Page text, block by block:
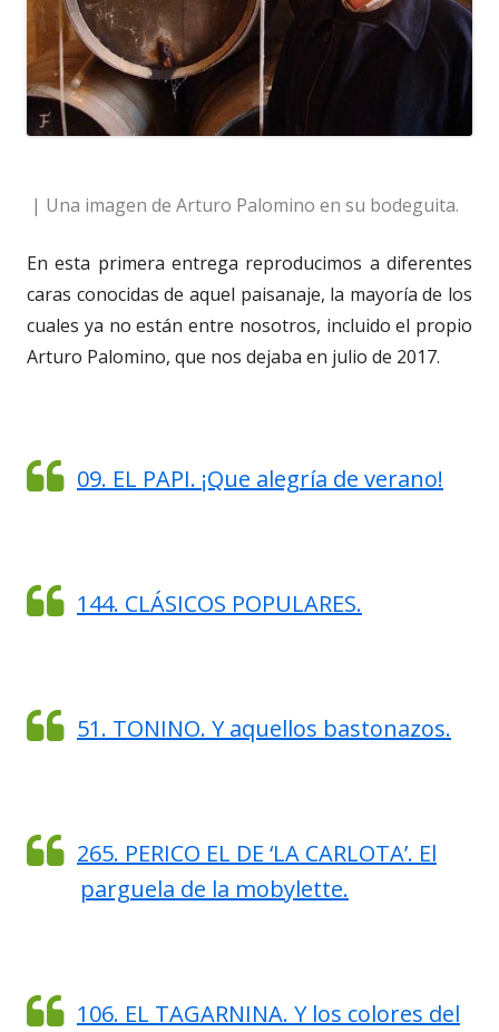
| Una imagen de Arturo Palomino en su bodeguita.
En esta primera entrega reproducimos a diferentes
caras conocidas de aquel paisanaje, la mayoría de los
cuales ya no están entre nosotros, incluido el propio
Arturo Palomino, que nos dejaba en julio de 2017.
09. EL PAPI. ¡Que alegría de verano!
144. CLÁSICOS POPULARES.
51. TONINO. Y aquellos bastonazos.
265. PERICO EL DE ‘LA CARLOTA’. El
parguela de la mobylette.
106. EL TAGARNINA. Y los colores del